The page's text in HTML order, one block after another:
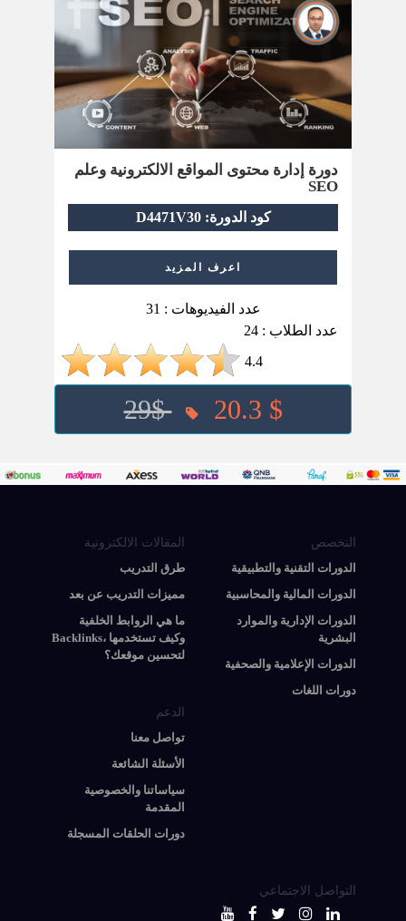
دورة إدارة محتوى المواقع الالكترونية وعلم
SEO
كود الدورة: D4471V30
اعرف المزيد
عدد الفيديوهات : 31
عدد الطلاب : 24
4.4
29$ 20.3 $
التخصص
الدورات التقنية والتطبيقية
الدورات المالية والمحاسبية
الدورات الإدارية والموارد
البشرية
الدورات الإعلامية والصحفية
دورات اللغات
المقالات الالكترونية
طرق التدريب
مميزات التدريب عن بعد
ما هي الروابط الخلفية
Backlinks، وكيف تستخدمها
لتحسين موقعك؟
الدعم
تواصل معنا
الأسئلة الشائعة
سياساتنا والخصوصية
المقدمة
دورات الحلقات المسجلة
التواصل الاجتماعي